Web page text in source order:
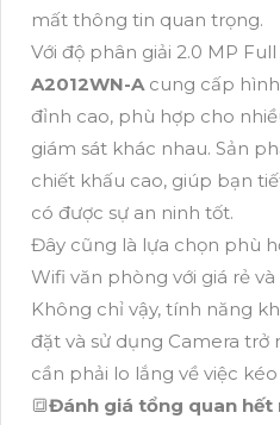
mất thông tin quan trọng.
Với độ phân giải 2.0 MP
A2012WN-Acung cấp hình
đỉnh cao, phù hợp cho
giám sát khác nhau. Sản
chiết khấu cao, giúp bạn
có được sự an ninh tốt.
Đây cũng là lựa chọn phù
Wifi văn phòng với giá rẻ
Không chỉ vậy, tính năng
đặt và sử dụng Camera trở
cần phải lo lắng về việc
🔳Đánh giá tổng quan hết